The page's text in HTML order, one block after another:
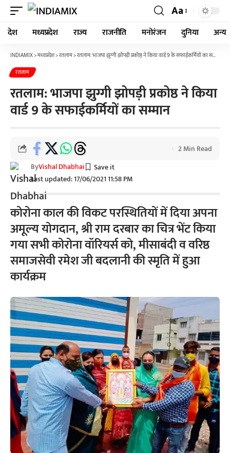
Aa
देश मध्यप्रदेश राज्य राजनीति मनोरंजन दुनिया अन्य
INDIAMIX>मध्यप्रदेश>रतलाम>रतलाम: भाजपा झुग्गी झोपड़ी प्रकोष्ठ ने किया वार्ड 9 के सफाईकर्मियों का सम्मान
रतलाम
रतलाम: भाजपा झुग्गी झोपड़ी प्रकोष्ठ ने किया
वार्ड 9 के सफाईकर्मियों का सम्मान
Last updated: 17/06/2021 11:58 PM
ByVishal Dhabhai
2 Min Read
कोरोना काल की विकट परस्थितियों में दिया अपना
अमूल्य योगदान, श्री राम दरबार का चित्र भेंट किया
गया सभी कोरोना वॉरियर्स को, मीसाबंदी व वरिष्ठ
समाजसेवी रमेश जी बदलानी की स्मृति में हुआ
कार्यक्रम